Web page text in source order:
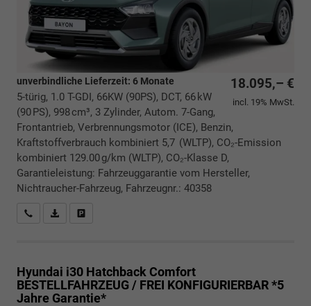
18.095,– €
incl. 19% MwSt.
unverbindliche Lieferzeit: 6 Monate
5-türig, 1.0 T-GDI, 66KW (90PS), DCT, 66 kW
(90 PS), 998 cm³, 3 Zylinder, Autom. 7-Gang,
Frontantrieb, Verbrennungsmotor (ICE), Benzin,
Kraftstoffverbrauch kombiniert 5,7 (WLTP), CO₂-Emission
kombiniert 129.00 g/km (WLTP), CO₂-Klasse D,
Garantieleistung: Fahrzeuggarantie vom Hersteller,
Nichtraucher-Fahrzeug, Fahrzeugnr.: 40358
Rückrufbitte absenden
PDF-Datei, Fahrzeugexposé drucken
Hyundai i30 Hatchback Comfort
BESTELLFAHRZEUG / FREI KONFIGURIERBAR *5
Jahre Garantie*